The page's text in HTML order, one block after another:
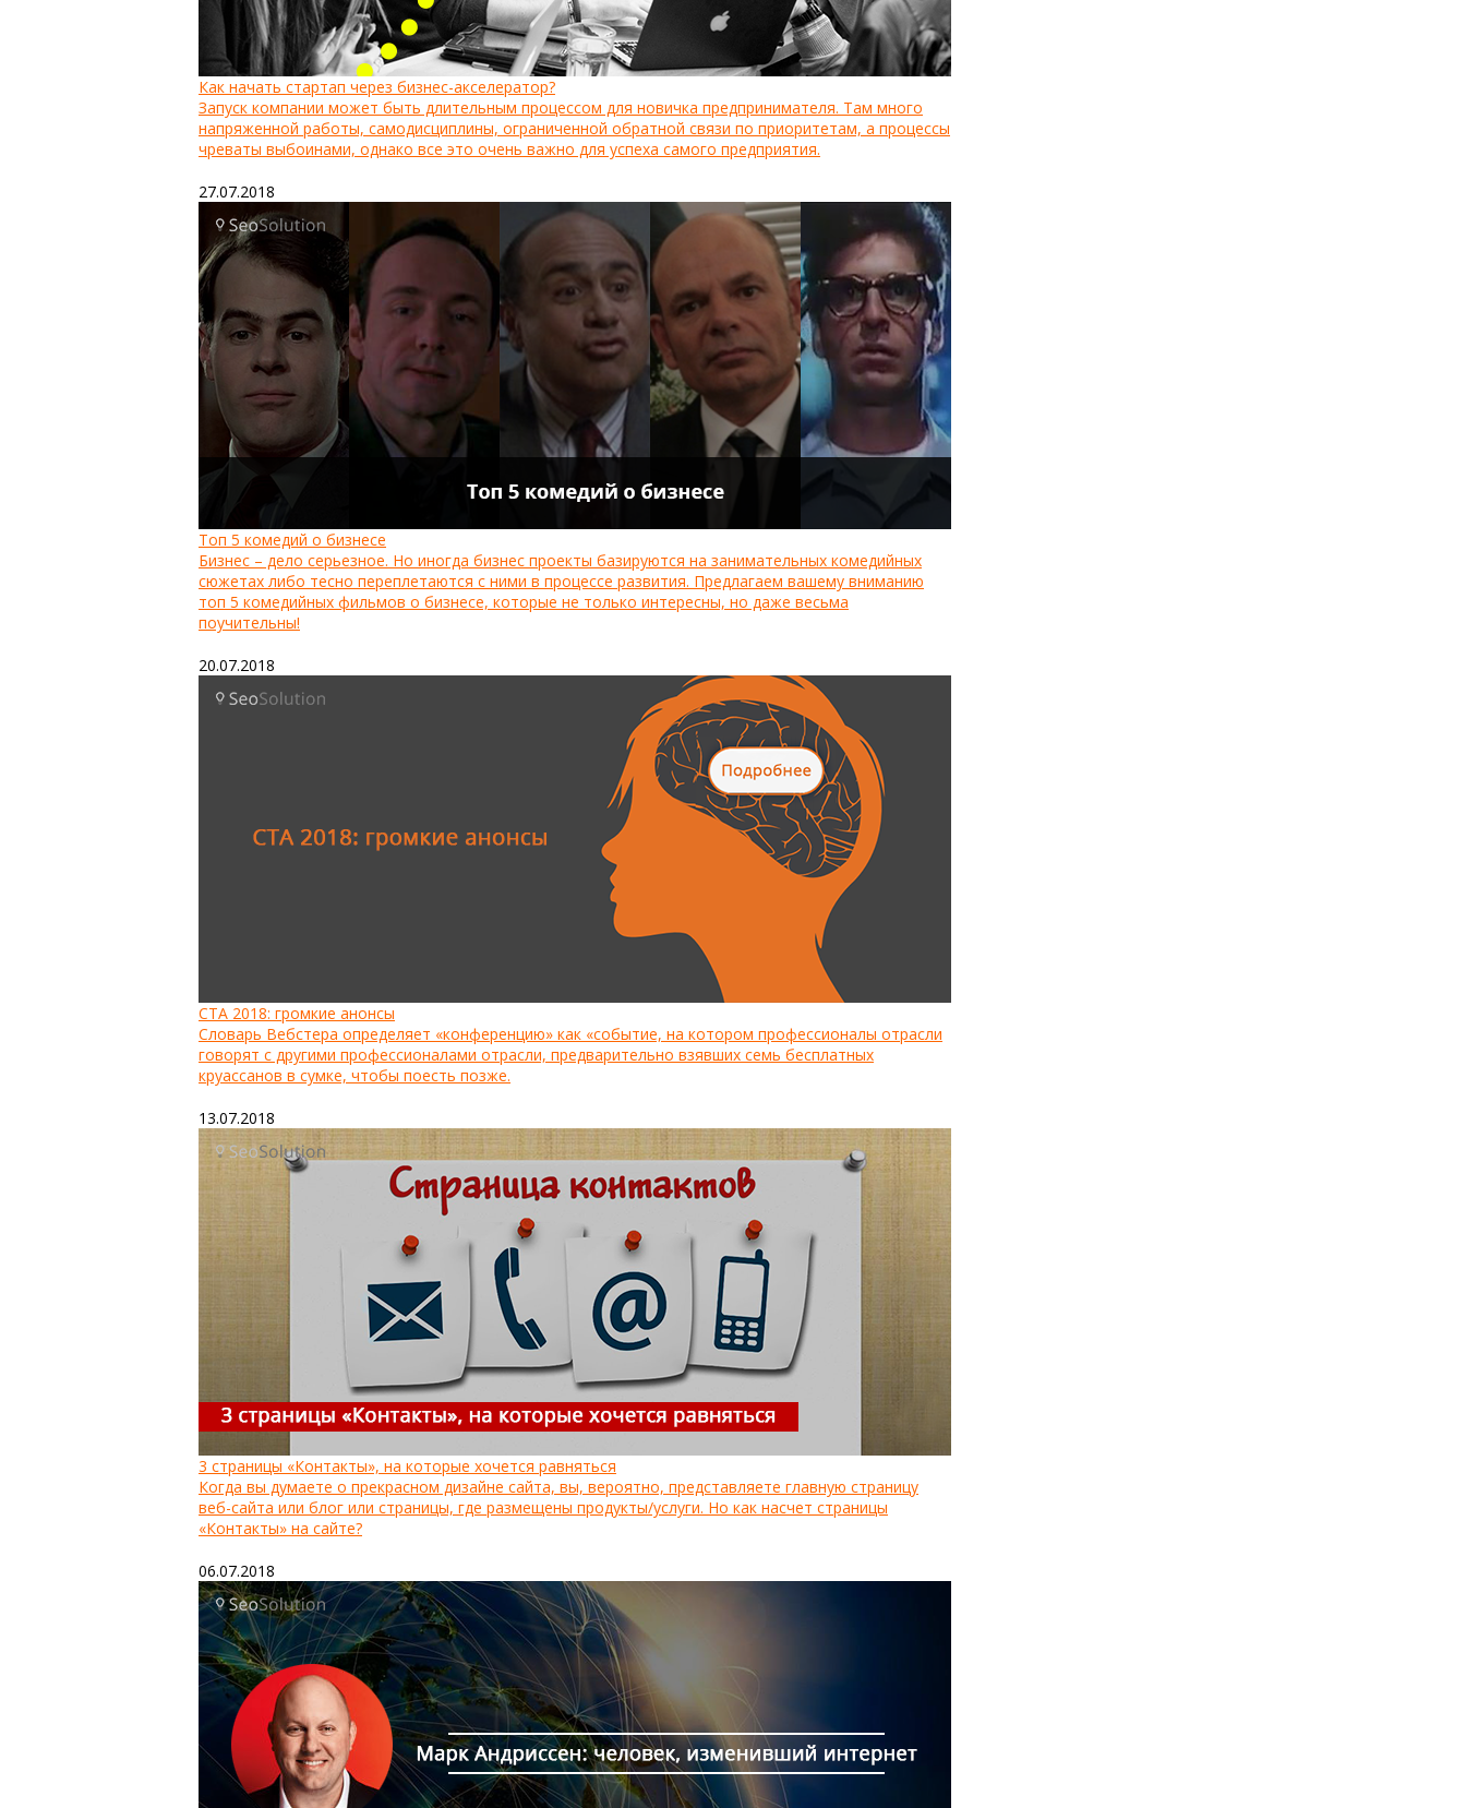
Как начать стартап через бизнес-акселератор?
Запуск компании может быть длительным процессом для новичка предпринимателя. Там много
напряженной работы, самодисциплины, ограниченной обратной связи по приоритетам, а процессы
чреваты выбоинами, однако все это очень важно для успеха самого предприятия.
27.07.2018
Топ 5 комедий о бизнесе
Бизнес – дело серьезное. Но иногда бизнес проекты базируются на занимательных комедийных
сюжетах либо тесно переплетаются с ними в процессе развития. Предлагаем вашему вниманию
топ 5 комедийных фильмов о бизнесе, которые не только интересны, но даже весьма
поучительны!
20.07.2018
CTA 2018: громкие анонсы
Словарь Вебстера определяет «конференцию» как «событие, на котором профессионалы отрасли
говорят с другими профессионалами отрасли, предварительно взявших семь бесплатных
круассанов в сумке, чтобы поесть позже.
13.07.2018
3 страницы «Контакты», на которые хочется равняться
Когда вы думаете о прекрасном дизайне сайта, вы, вероятно, представляете главную страницу
веб-сайта или блог или страницы, где размещены продукты/услуги. Но как насчет страницы
«Контакты» на сайте?
06.07.2018